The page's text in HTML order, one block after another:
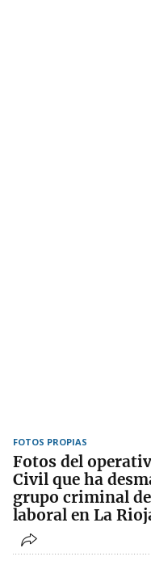
FOTOS PROPIAS
Fotos del
Civil que ha
grupo criminal
laboral en La